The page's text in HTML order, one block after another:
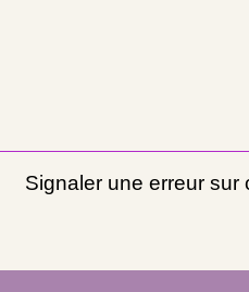
Signaler une erreur sur